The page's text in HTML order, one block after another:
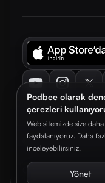
Podbee olarak
çerezleri
Web sitemizde size
faydalanıyoruz. Daha
inceleyebilirsiniz.
Yönet
© 2026. Podbee Media.
Çerez Tercihleri